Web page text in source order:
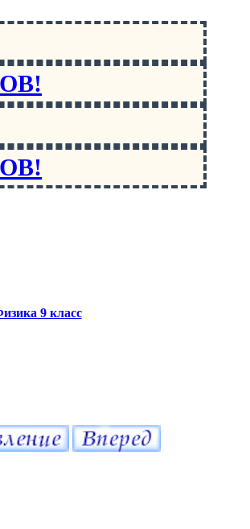
9 класс